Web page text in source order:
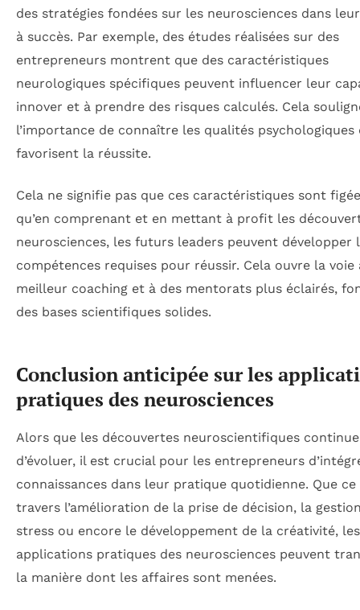
des stratégies fondées sur les neurosciences dans
à succès. Par exemple, des études réalisées sur des
entrepreneurs montrent que des caractéristiques
neurologiques spécifiques peuvent influencer leur
innover et à prendre des risques calculés. Cela
l’importance de connaître les qualités psychologiques
favorisent la réussite.
Cela ne signifie pas que ces caractéristiques sont
qu’en comprenant et en mettant à profit les
neurosciences, les futurs leaders peuvent développer
compétences requises pour réussir. Cela ouvre la voie
meilleur coaching et à des mentorats plus éclairés,
des bases scientifiques solides.
Conclusion anticipée sur les
pratiques des neurosciences
Alors que les découvertes neuroscientifiques
d’évoluer, il est crucial pour les entrepreneurs
connaissances dans leur pratique quotidienne. Que
travers l’amélioration de la prise de décision, la
stress ou encore le développement de la créativité, les
applications pratiques des neurosciences peuvent
la manière dont les affaires sont menées.